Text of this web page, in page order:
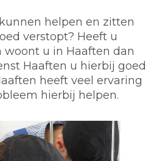
helpen en zitten
verstopt? Heeft u
u in Haaften dan
Haaften u hierbij goed
heeft veel ervaring
hierbij helpen.